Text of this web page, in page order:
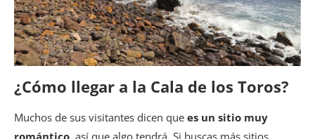
¿Cómo llegar a la Cala de los Toros?
Muchos de sus visitantes dicen que es un sitio muy